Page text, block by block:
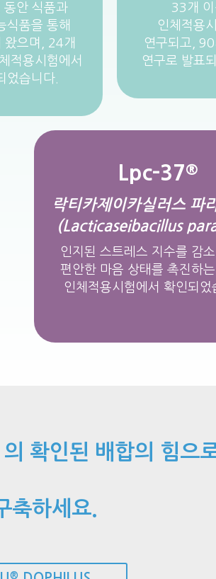
동안 식품과
식품을 통해
왔으며, 24개
적용시험에서
었습니다.
33개 이
인체적용
연구되고, 90
연구로 발표
Lpc-37®
락티카제이카실러스 파
(Lacticaseibacillus
인지된 스트레스 지수를 감소
편안한 마음 상태를 촉진하
인체적용시험에서 확인되었
의 확인된 배합의 힘으
축하세요.
®